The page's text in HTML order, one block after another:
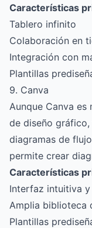
Características
Tablero infinito
Colaboración en
Integración con
Plantillas
9. Canva
Aunque Canva es
de diseño
diagramas de
permite crear
Características
Interfaz intuitiva
Amplia biblioteca
Plantillas